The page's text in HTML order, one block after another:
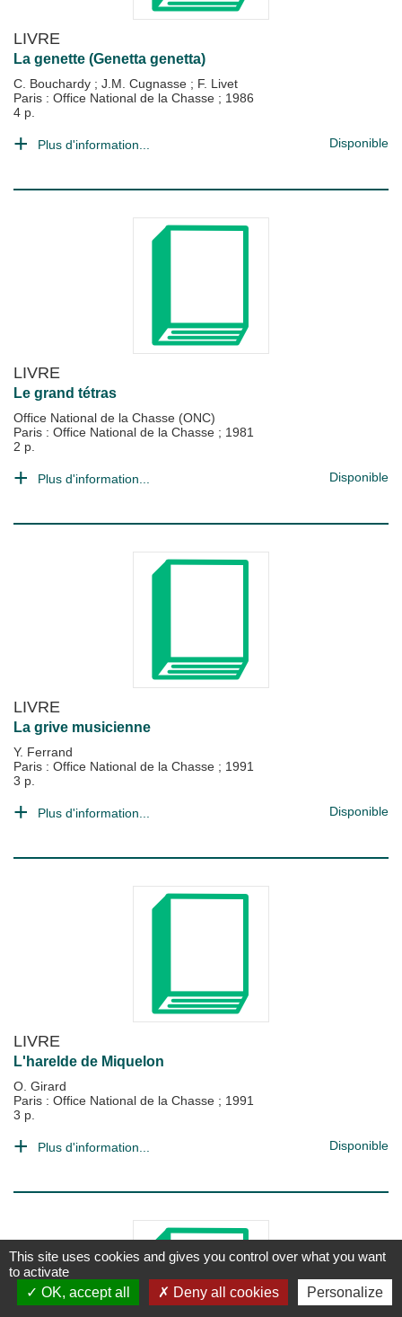
LIVRE
La genette (Genetta genetta)
C. Bouchardy ; J.M. Cugnasse ; F. Livet
Paris : Office National de la Chasse ; 1986
4 p.
Plus d'information... Disponible
LIVRE
Le grand tétras
Office National de la Chasse (ONC)
Paris : Office National de la Chasse ; 1981
2 p.
Plus d'information... Disponible
LIVRE
La grive musicienne
Y. Ferrand
Paris : Office National de la Chasse ; 1991
3 p.
Plus d'information... Disponible
LIVRE
L'harelde de Miquelon
O. Girard
Paris : Office National de la Chasse ; 1991
3 p.
Plus d'information... Disponible
This site uses cookies and gives you control over what you want
to activate
OK, accept all
Deny all cookies Personalize